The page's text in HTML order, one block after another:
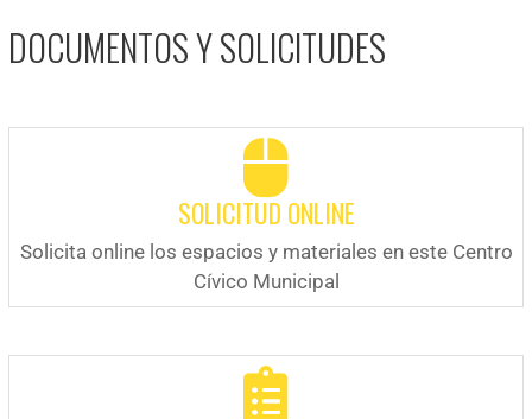
DOCUMENTOS Y SOLICITUDES
SOLICITUD ONLINE
Solicita online los espacios y materiales en este Centro
Cívico Municipal